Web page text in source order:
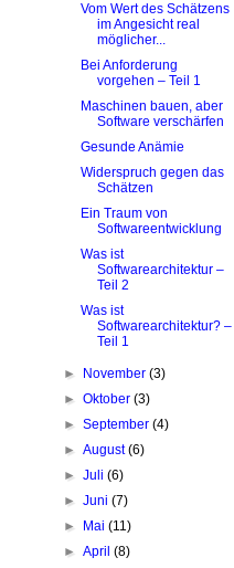
Vom Wert des Schätzens
im Angesicht real
möglicher...
Bei Anforderung
vorgehen – Teil 1
Maschinen bauen, aber
Software verschärfen
Gesunde Anämie
Widerspruch gegen das
Schätzen
Ein Traum von
Softwareentwicklung
Was ist
Softwarearchitektur –
Teil 2
Was ist
Softwarearchitektur? –
Teil 1
► November(3)
►Oktober(3)
►September(4)
►August(6)
►Juli(6)
►Juni(7)
►
Mai(11)
►April(8)